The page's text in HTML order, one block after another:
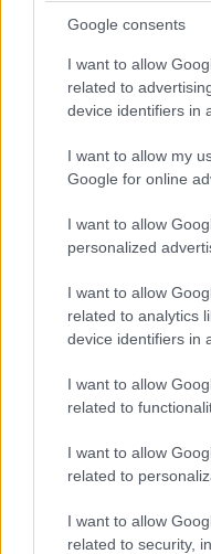
Google consents
I want to allow
related to
device identifiers in
I want to allow my
Google for online
I want to allow
personalized
I want to allow
related to analytics
device identifiers in
I want to allow
related to
I want to allow
related to
I want to allow
related to security,